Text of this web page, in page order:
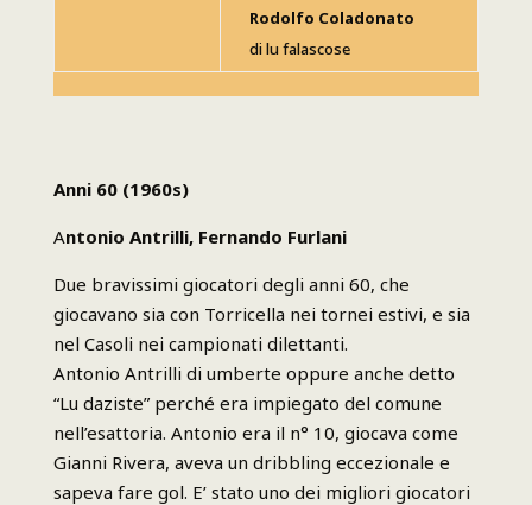
Rodolfo Coladonato
di lu falascose
Anni 60 (1960s)
Antonio Antrilli, Fernando Furlani
Due bravissimi giocatori degli anni 60, che
giocavano sia con Torricella nei tornei estivi, e sia
nel Casoli nei campionati dilettanti.
Antonio Antrilli di umberte oppure anche detto
“Lu daziste” perché era impiegato del comune
nell’esattoria. Antonio era il n° 10, giocava come
Gianni Rivera, aveva un dribbling eccezionale e
sapeva fare gol. E’ stato uno dei migliori giocatori